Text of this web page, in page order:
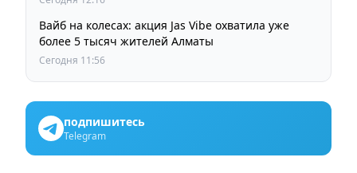
Вайб на колесах: акция Jas Vibe охватила уже
более 5 тысяч жителей Алматы
Сегодня 11:56
подпишитесь
Telegram